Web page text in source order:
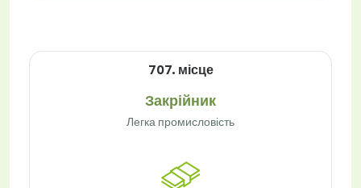
707. місце
Закрійник
Легка промисловість